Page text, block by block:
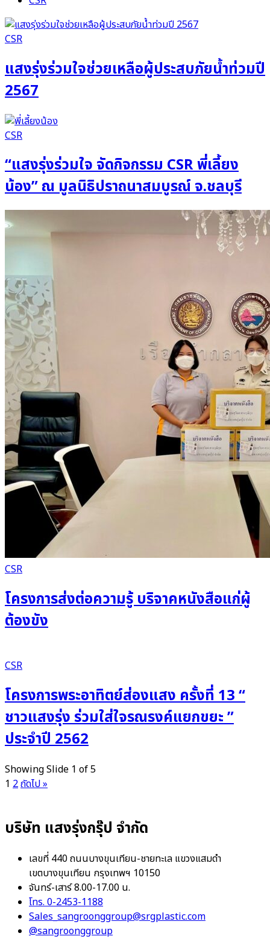
CSR
แสงรุ่งร่วมใจช่วยเหลือผู้ประสบภัยน้ำท่วมปี
2567
CSR
“แสงรุ่งร่วมใจ จัดกิจกรรม CSR พี่เลี้ยง
น้อง” ณ มูลนิธิปราถนาสมบูรณ์ จ.ชลบุรี
CSR
โครงการส่งต่อความรู้ บริจาคหนังสือแก่ผู้
ต้องขัง
CSR
โครงการพระอาทิตย์ส่องแสง ครั้งที่ 13 “
ชาวแสงรุ่ง ร่วมใส่ใจรณรงค์แยกขยะ ”
ประจำปี 2562
Showing Slide 1 of 5
1 2ถัดไป »
บริษัท แสงรุ่งกรุ๊ป จำกัด
เลขที่ 440 ถนนบางขุนเทียน-ชายทะเล แขวงแสมดำ
เขตบางขุนเทียน กรุงเทพฯ 10150
จันทร์-เสาร์ 8.00-17.00 น.
โทร. 0-2453-1188
Sales_sangroonggroup@srgplastic.com
@sangroonggroup